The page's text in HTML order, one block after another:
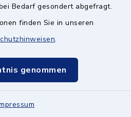
Bedarf gesondert abgefragt.
finden Sie in unseren
.
genommen
/ Land
10, 81737